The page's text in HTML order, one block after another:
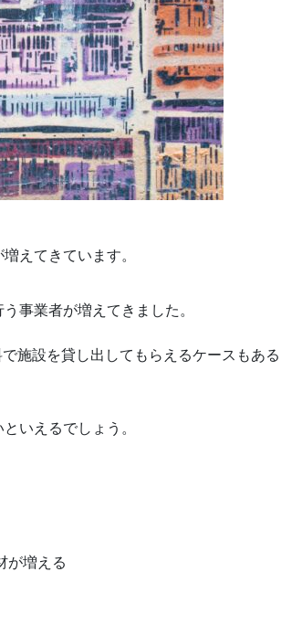
えてきています。
事業者が増えてきました。
施設を貸し出してもらえるケースもある
いえるでしょう。
が増える